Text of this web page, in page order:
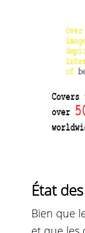
État
Bien que